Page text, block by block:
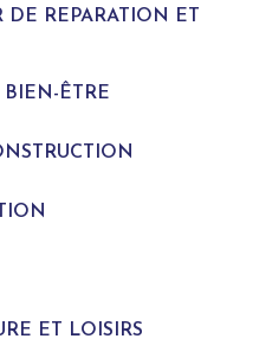
DE REPARATION ET
ÊTRE
ET LOISIRS